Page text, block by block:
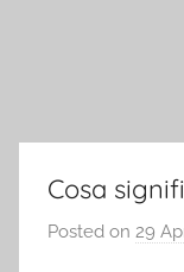
Cosa
Posted on 29